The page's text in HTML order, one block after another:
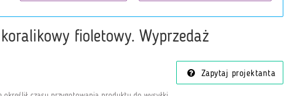
fioletowy. Wyprzedaż
Zapytaj projektanta